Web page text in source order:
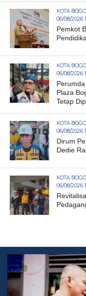
KOTA
06/08/2026
Pemkot
KOTA
06/08/2026
Plaza
Tetap
KOTA
06/08/2026
Dirum
Dedie
KOTA
06/08/2026